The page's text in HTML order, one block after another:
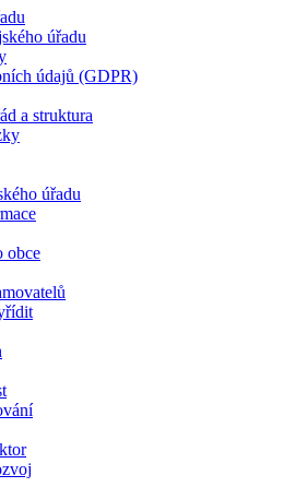
úřadu
údajů (GDPR)
a struktura
úřadu
obce